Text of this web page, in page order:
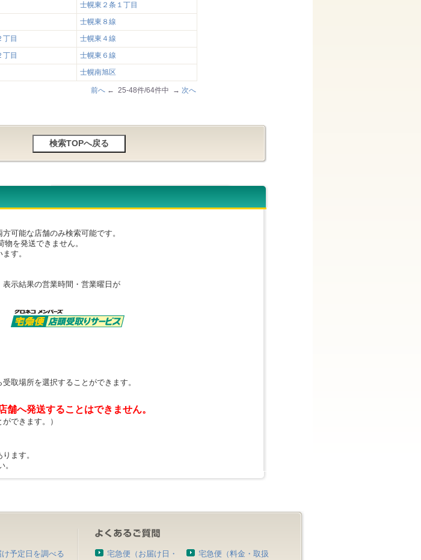
士幌東２条１丁目
士幌東８線
丁目
士幌東４線
丁目
士幌東６線
士幌南旭区
前へ ← 25-48件/64件中 → 次へ
可能な店舗のみ検索可能です。
を発送できません。
す。
示結果の営業時間・営業曜日が
受取場所を選択することができます。
へ発送することはできません。
できます。）
ます。
予定日を調べる 宅急便（お届け日・ 宅急便（料金・取扱